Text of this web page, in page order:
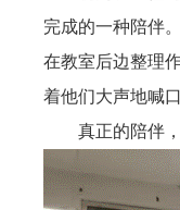
完成的一种陪伴
在教室后边整理
着他们大声地喊
真正的陪伴